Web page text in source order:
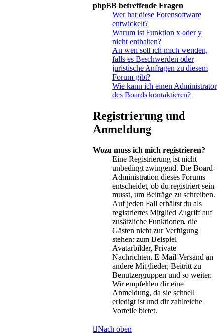
phpBB betreffende Fragen
Wer hat diese Forensoftware
entwickelt?
Warum ist Funktion x oder y
nicht enthalten?
An wen soll ich mich wenden,
falls es Beschwerden oder
juristische Anfragen zu diesem
Forum gibt?
Wie kann ich einen Administrator
des Boards kontaktieren?
Registrierung und
Anmeldung
Wozu muss ich mich registrieren?
Eine Registrierung ist nicht
unbedingt zwingend. Die Board-
Administration dieses Forums
entscheidet, ob du registriert sein
musst, um Beiträge zu schreiben.
Auf jeden Fall erhältst du als
registriertes Mitglied Zugriff auf
zusätzliche Funktionen, die
Gästen nicht zur Verfügung
stehen: zum Beispiel
Avatarbilder, Private
Nachrichten, E-Mail-Versand an
andere Mitglieder, Beitritt zu
Benutzergruppen und so weiter.
Wir empfehlen dir eine
Anmeldung, da sie schnell
erledigt ist und dir zahlreiche
Vorteile bietet.
Nach oben